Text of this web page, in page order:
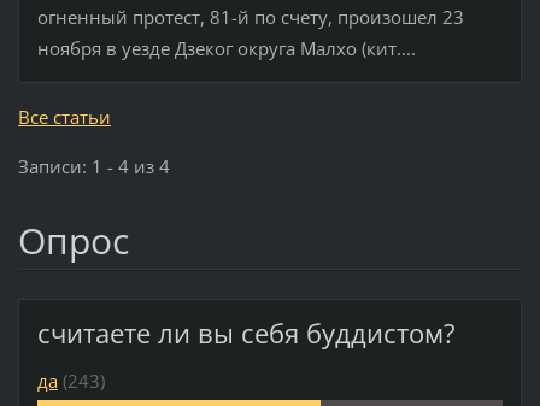
огненный протест, 81-й по счету, произошел 23
ноября в уезде Дзеког округа Малхо (кит....
Все статьи
Записи: 1 - 4 из 4
Опрос
считаете ли вы себя буддистом?
да (243)